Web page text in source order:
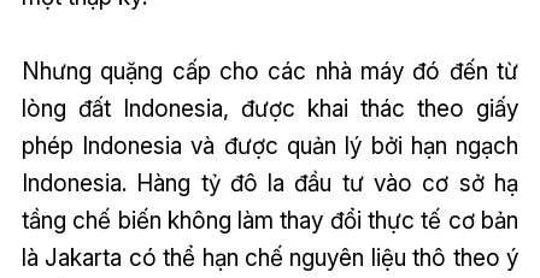
Nhưng quặng cấp cho các nhà máy đó đến từ
lòng đất Indonesia, được khai thác theo giấy
phép Indonesia và được quản lý bởi hạn ngạch
Indonesia. Hàng tỷ đô la đầu tư vào cơ sở hạ
tầng chế biến không làm thay đổi thực tế cơ bản
là Jakarta có thể hạn chế nguyên liệu thô theo ý